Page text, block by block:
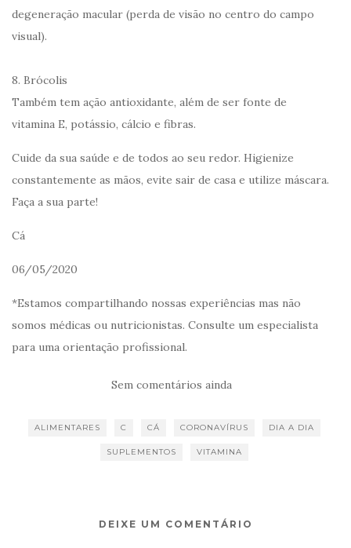
degeneração macular (perda de visão no centro do campo
visual).
8. Brócolis
Também tem ação antioxidante, além de ser fonte de
vitamina E, potássio, cálcio e fibras.
Cuide da sua saúde e de todos ao seu redor. Higienize
constantemente as mãos, evite sair de casa e utilize máscara.
Faça a sua parte!
Cá
06/05/2020
*Estamos compartilhando nossas experiências mas não
somos médicas ou nutricionistas. Consulte um especialista
para uma orientação profissional.
Sem comentários ainda
ALIMENTARES C CÁ CORONAVÍRUS DIA A DIA
SUPLEMENTOS VITAMINA
DEIXE UM COMENTÁRIO